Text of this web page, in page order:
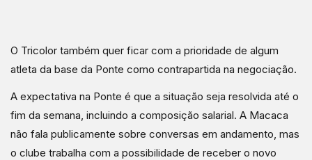
O Tricolor também quer ficar com a prioridade de algum
atleta da base da Ponte como contrapartida na negociação.
A expectativa na Ponte é que a situação seja resolvida até o
fim da semana, incluindo a composição salarial. A Macaca
não fala publicamente sobre conversas em andamento, mas
o clube trabalha com a possibilidade de receber o novo